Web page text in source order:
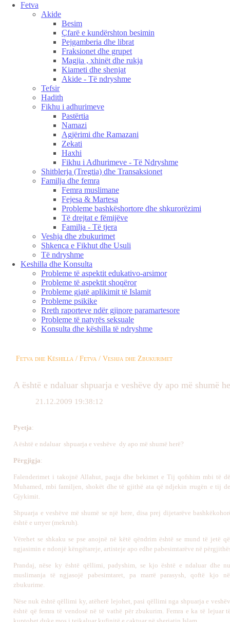
Fetva
Akide
Besim
Çfarë e kundërshton besimin
Pejgamberia dhe librat
Fraksionet dhe grupet
Magjia , xhinët dhe rukja
Kiameti dhe shenjat
Akide - Të ndryshme
Tefsir
Hadith
Fikhu i adhurimeve
Pastërtia
Namazi
Agjërimi dhe Ramazani
Zekati
Haxhi
Fikhu i Adhurimeve - Të Ndryshme
Shitblerja (Tregtia) dhe Transaksionet
Familja dhe femra
Femra muslimane
Fejesa & Martesa
Probleme bashkëshortore dhe shkurorëzimi
Të drejtat e fëmijëve
Familja - Të tjera
Veshja dhe zbukurimet
Shkenca e Fikhut dhe Usuli
Të ndryshme
Keshilla dhe Konsulta
Probleme të aspektit edukativo-arsimor
Probleme të aspektit shoqëror
Probleme gjatë aplikimit të Islamit
Probleme psikike
Rreth raporteve ndër gjinore paramartesore
Probleme të natyrës seksuale
Konsulta dhe këshilla të ndryshme
Fetva dhe Këshilla / Fetva / Veshja dhe Zbukurimet
A është e ndaluar shpuarja e veshëve dy apo më shumë
21.12.2009 19:38:12
Pyetja:
A është e ndaluar shpuarja e veshëve dy apo më shumë herë?
Përgjigja:
Falenderimet i takojnë Allahut, paqja dhe bekimet e Tij qofshim mbi të
Muhamed, mbi familjen, shokët dhe të gjithë ata që ndjekin rrugën e tij
Gjykimit.
Shpuarja e veshëve më shumë se një here, disa prej dijetarëve
është e urryer (mekruh).
Vërehet se shkaku se pse anojnë në këtë qëndrim është se mund të jetë
ngjasimin e ndonjë këngëtareje, artisteje apo edhe pabesimtarëve në
Prandaj, nëse ky është qëllimi, padyshim, se kjo është e ndaluar dhe
muslimanja të ngjasojë pabesimtaret, pa marrë parasysh, qoftë kjo
zbukurime.
Nëse nuk është qëllimi ky, atëherë lejohet, pasi qëllimi nga shpuarja e
është që femra të vendosë në të vathë për zbukurim. Femra e ka të lejuar